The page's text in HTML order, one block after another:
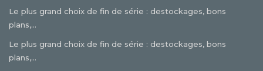
Le plus grand choix de fin de série : destockages, bons
plans,...
Le plus grand choix de fin de série : destockages, bons
plans,...